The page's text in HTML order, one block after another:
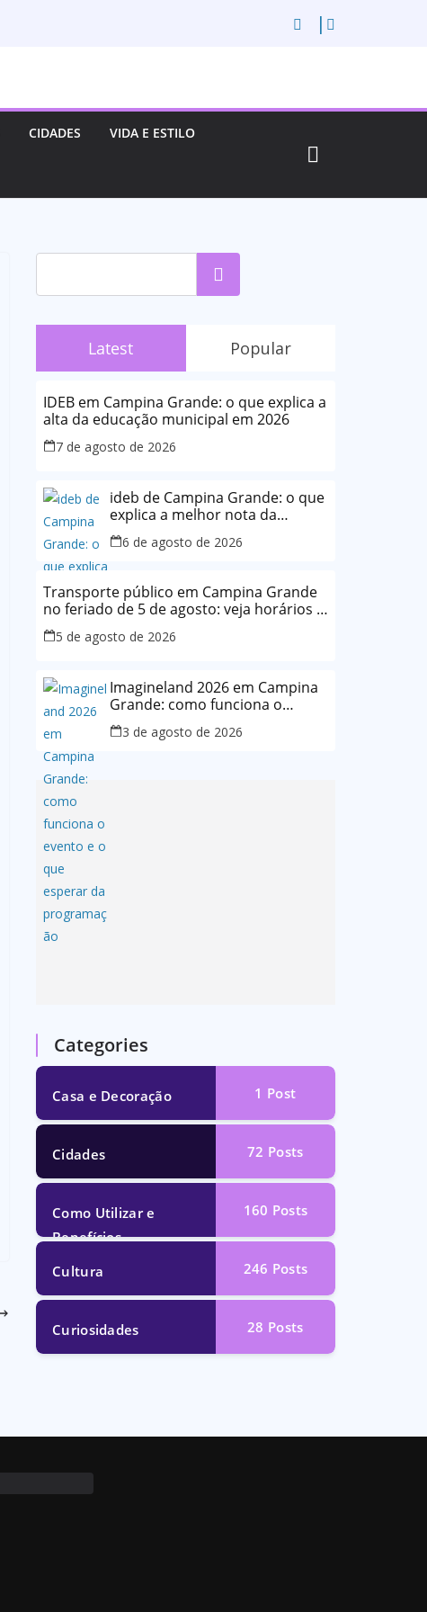
CIDADES VIDA E ESTILO
Pesquisar
Latest Popular
IDEB em Campina Grande: o que explica a
alta da educação municipal em 2026
7 de agosto de 2026
ideb de Campina Grande: o que
explica a melhor nota da
história da rede municipal
6 de agosto de 2026
Transporte público em Campina Grande
no feriado de 5 de agosto: veja horários e
o que muda
5 de agosto de 2026
Imagineland 2026 em Campina
Grande: como funciona o
evento e o que esperar da
programação
3 de agosto de 2026
Categories
Casa e Decoração 1 Post
Cidades 72 Posts
Como Utilizar e
Benefícios
160 Posts
Cultura 246 Posts
Curiosidades 28 Posts